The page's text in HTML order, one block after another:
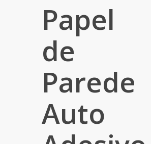
Papel
de
Parede
Auto